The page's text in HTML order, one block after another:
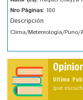
Nro Páginas: 100
Descripción
Clima/Metereología/Puno/
Ultima
que